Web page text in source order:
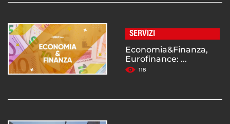
SERVIZI
Economia&Finanza,
Eurofinance: ...
118